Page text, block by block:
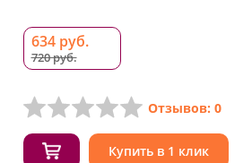
634 руб.
720 руб.
Отзывов: 0
Купить в 1 клик